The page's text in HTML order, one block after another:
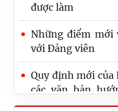
được làm
Những điểm mới
với Đảng viên
Quy định mới của
các văn bản
minh điều kiện
Thi hành án dân
thi hành xong
tháng năm công